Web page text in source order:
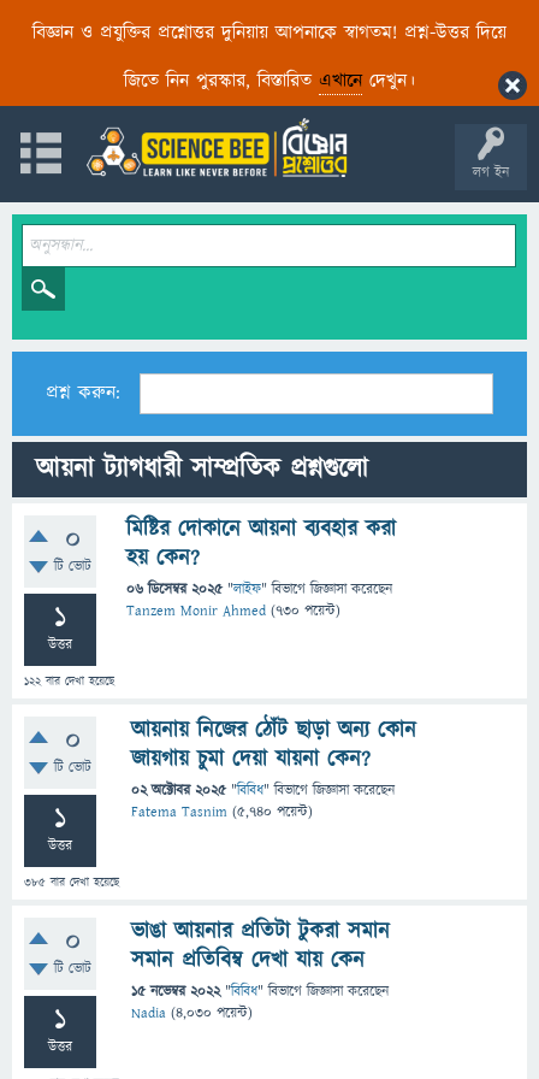
বিজ্ঞান ও প্রযুক্তির প্রশ্নোত্তর দুনিয়ায় আপনাকে স্বাগতম! প্রশ্ন-উত্তর দিয়ে
জিতে নিন পুরস্কার, বিস্তারিত এখানেদেখুন।
লগ ইন
প্রশ্ন করুন:
আয়না ট্যাগধারী সাম্প্রতিক প্রশ্নগুলো
0
টি ভোট
1
উত্তর
122বার দেখা হয়েছে
মিষ্টির দোকানে আয়না ব্যবহার করা
হয় কেন?
06 ডিসেম্বর 2025 "লাইফ" বিভাগে জিজ্ঞাসাকরেছেন
Tanzem Monir Ahmed (730 পয়েন্ট)
0
টি ভোট
1
উত্তর
385 বার দেখা হয়েছে
আয়নায় নিজের ঠোঁট ছাড়া অন্য কোন
জায়গায় চুমা দেয়া যায়না কেন?
02 অক্টোবর 2025 "বিবিধ" বিভাগে জিজ্ঞাসাকরেছেন
Fatema Tasnim (5,740 পয়েন্ট)
0
টি ভোট
1
উত্তর
ভাঙা আয়নার প্রতিটা টুকরা সমান
সমান প্রতিবিম্ব দেখা যায় কেন
15 নভেম্বর 2022 "বিবিধ" বিভাগে জিজ্ঞাসাকরেছেন
Nadia (4,030 পয়েন্ট)